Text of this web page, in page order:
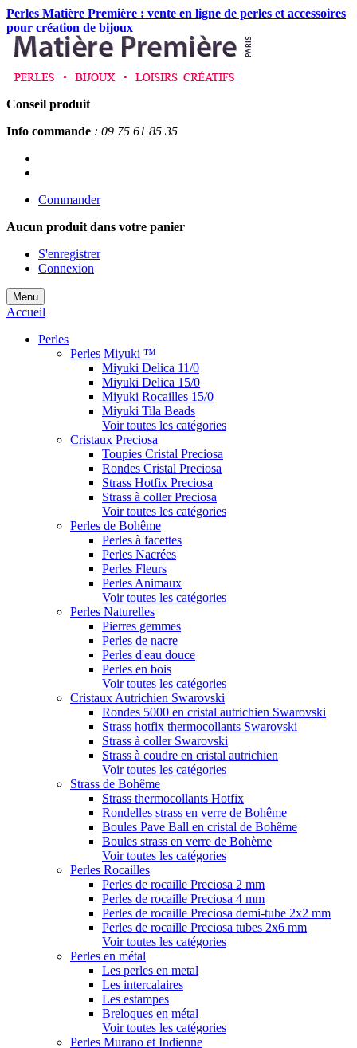
Perles Matière Première : vente en ligne de perles et accessoires
pour création de bijoux
Conseil produit
Info commande : 09 75 61 85 35
Commander
Aucun produit dans votre panier
S'enregistrer
Connexion
Menu
Accueil
Perles
Perles Miyuki ™
Miyuki Delica 11/0
Miyuki Delica 15/0
Miyuki Rocailles 15/0
Miyuki Tila Beads
Voir toutes les catégories
Cristaux Preciosa
Toupies Cristal Preciosa
Rondes Cristal Preciosa
Strass Hotfix Preciosa
Strass à coller Preciosa
Voir toutes les catégories
Perles de Bohême
Perles à facettes
Perles Nacrées
Perles Fleurs
Perles Animaux
Voir toutes les catégories
Perles Naturelles
Pierres gemmes
Perles de nacre
Perles d'eau douce
Perles en bois
Voir toutes les catégories
Cristaux Autrichien Swarovski
Rondes 5000 en cristal autrichien Swarovski
Strass hotfix thermocollants Swarovski
Strass à coller Swarovski
Strass à coudre en cristal autrichien
Voir toutes les catégories
Strass de Bohême
Strass thermocollants Hotfix
Rondelles strass en verre de Bohême
Boules Pave Ball en cristal de Bohême
Boules strass en verre de Bohème
Voir toutes les catégories
Perles Rocailles
Perles de rocaille Preciosa 2 mm
Perles de rocaille Preciosa 4 mm
Perles de rocaille Preciosa demi-tube 2x2 mm
Perles de rocaille Preciosa tubes 2x6 mm
Voir toutes les catégories
Perles en métal
Les perles en metal
Les intercalaires
Les estampes
Breloques en métal
Voir toutes les catégories
Perles Murano et Indienne